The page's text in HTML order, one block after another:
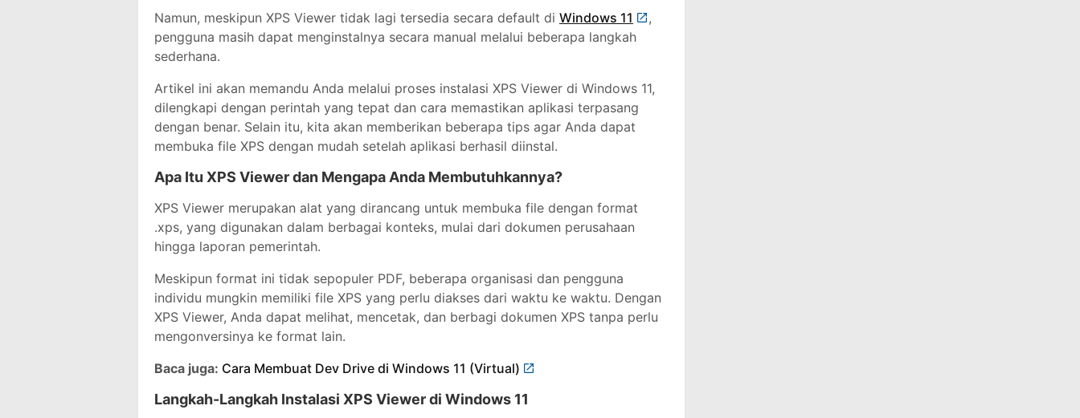
Namun, meskipun XPS Viewer tidak lagi tersedia secara default di Windows 11
,
pengguna masih dapat menginstalnya secara manual melalui beberapa langkah
sederhana.
Artikel ini akan memandu Anda melalui proses instalasi XPS Viewer di Windows 11,
dilengkapi dengan perintah yang tepat dan cara memastikan aplikasi terpasang
dengan benar. Selain itu, kita akan memberikan beberapa tips agar Anda dapat
membuka file XPS dengan mudah setelah aplikasi berhasil diinstal.
Apa Itu XPS Viewer dan Mengapa Anda Membutuhkannya?
XPS Viewer merupakan alat yang dirancang untuk membuka file dengan format
.xps, yang digunakan dalam berbagai konteks, mulai dari dokumen perusahaan
hingga laporan pemerintah.
Meskipun format ini tidak sepopuler PDF, beberapa organisasi dan pengguna
individu mungkin memiliki file XPS yang perlu diakses dari waktu ke waktu. Dengan
XPS Viewer, Anda dapat melihat, mencetak, dan berbagi dokumen XPS tanpa perlu
mengonversinya ke format lain.
Baca juga: Cara Membuat Dev Drive di Windows 11 (Virtual)
Langkah-Langkah Instalasi XPS Viewer di Windows 11